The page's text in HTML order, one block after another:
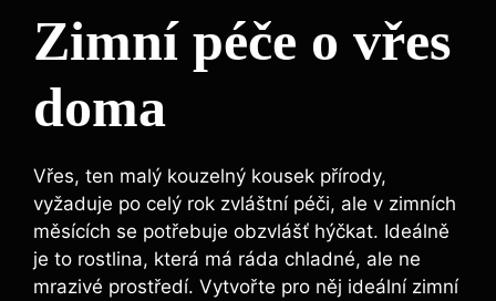
Zimní péče o vřes
doma
Vřes, ten malý kouzelný kousek přírody,
vyžaduje po celý rok zvláštní péči, ale v zimních
měsících se potřebuje obzvlášť hýčkat. Ideálně
je to rostlina, která má ráda chladné, ale ne
mrazivé prostředí. Vytvořte pro něj ideální zimní